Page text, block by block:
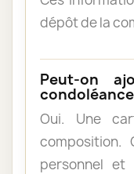
dépôt de la
Peut-on
Oui. Une
composition.
personnel et